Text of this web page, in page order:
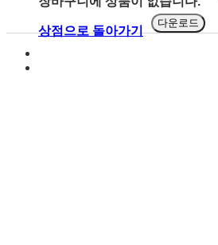
상점으로 돌아가기
다운로드